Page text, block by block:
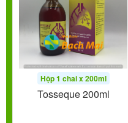
Hộp 1 chai x 200ml
Tosseque 200ml